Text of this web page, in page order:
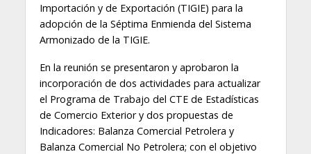
Importación y de Exportación (TIGIE) para la
adopción de la Séptima Enmienda del Sistema
Armonizado de la TIGIE.
En la reunión se presentaron y aprobaron la
incorporación de dos actividades para actualizar
el Programa de Trabajo del CTE de Estadísticas
de Comercio Exterior y dos propuestas de
Indicadores: Balanza Comercial Petrolera y
Balanza Comercial No Petrolera; con el objetivo